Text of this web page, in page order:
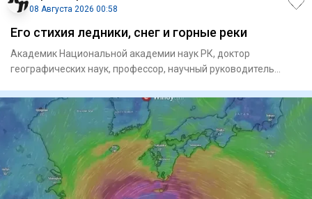
08 Августа 2026 00:58
Его стихия ледники, снег и горные реки
Академик Национальной академии наук РК, доктор
географических наук, профессор, научный руководитель